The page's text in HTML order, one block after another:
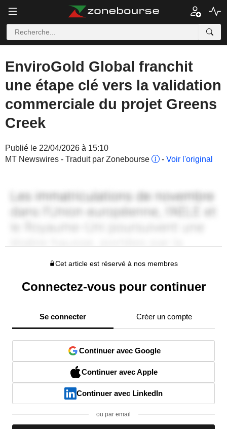
EnviroGold Global franchit
une étape clé vers la validation
commerciale du projet Greens
Creek
Publié le 22/04/2026 à 15:10
MT Newswires - Traduit par Zonebourse
- Voir l'original
Cet article est réservé à nos membres
Connectez-vous pour continuer
Se connecter Créer un compte
Continuer avec Google
Continuer avec Apple
Continuer avec LinkedIn
ou par email